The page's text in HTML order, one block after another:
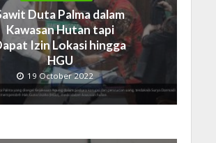
Duta Palma dalam
Kawasan Hutan tapi
Izin Lokasi hingga
HGU
19 October 2022